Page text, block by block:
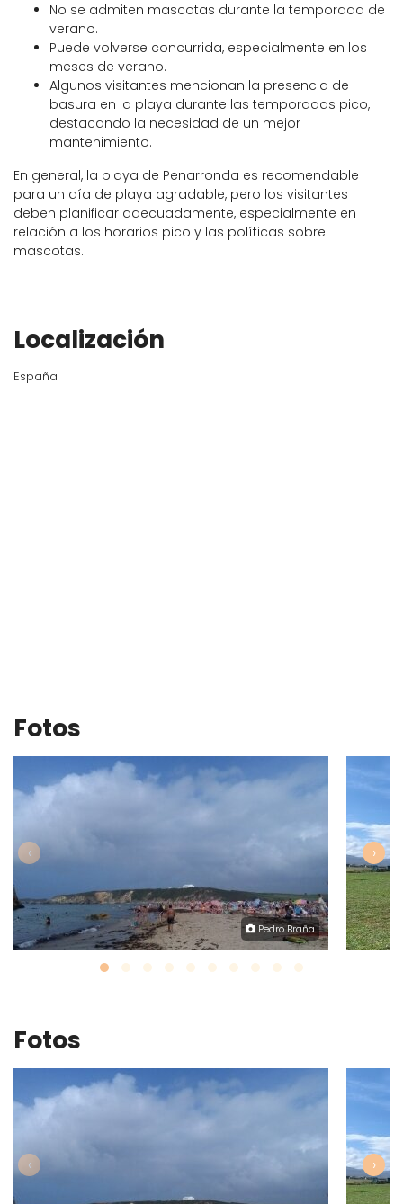
No se admiten mascotas durante la temporada de
verano.
Puede volverse concurrida, especialmente en los
meses de verano.
Algunos visitantes mencionan la presencia de
basura en la playa durante las temporadas pico,
destacando la necesidad de un mejor
mantenimiento.
En general, la playa de Penarronda es recomendable
para un día de playa agradable, pero los visitantes
deben planificar adecuadamente, especialmente en
relación a los horarios pico y las políticas sobre
mascotas.
Localización
España
Fotos
Pedro Braña
‹ ›
Fotos
‹ ›